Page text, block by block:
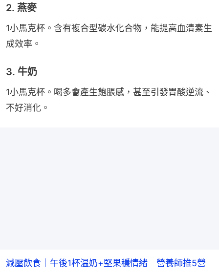
2. 燕麥
1小馬克杯。含有複合型碳水化合物，能提高血清素生
成效率。
3. 牛奶
1小馬克杯。喝多會產生飽脹感，甚至引發胃酸逆流、
不好消化。
減壓飲食｜午後1杯温奶+堅果穩情緒 營養師推5營